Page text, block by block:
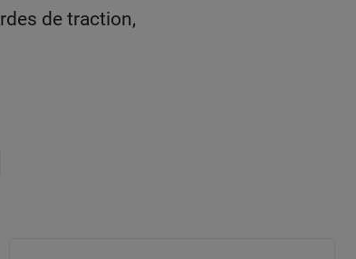
de traction,